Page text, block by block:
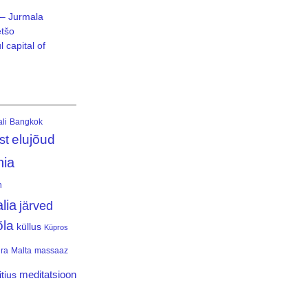
Jurmala
capital of
Bangkok
elujõud
järved
küllus Küpros
Malta massaaz
meditatsioon